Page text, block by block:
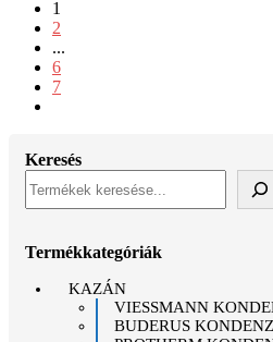
1
2
...
6
7
Keresés
Termékkategóriák
KAZÁN
VIESSMANN
BUDERUS